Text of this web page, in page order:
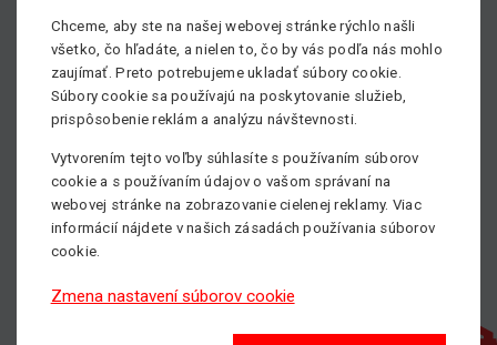
Pohon
S pevným ramenom
Chceme, aby ste na našej webovej stránke rýchlo našli
všetko, čo hľadáte, a nielen to, čo by vás podľa nás mohlo
zaujímať. Preto potrebujeme ukladať súbory cookie.
Súbory cookie sa používajú na poskytovanie služieb,
prispôsobenie reklám a analýzu návštevnosti.
Vytvorením tejto voľby súhlasíte s používaním súborov
cookie a s používaním údajov o vašom správaní na
webovej stránke na zobrazovanie cielenej reklamy. Viac
informácií nájdete v našich zásadách používania súborov
cookie.
Zmena nastavení súborov cookie